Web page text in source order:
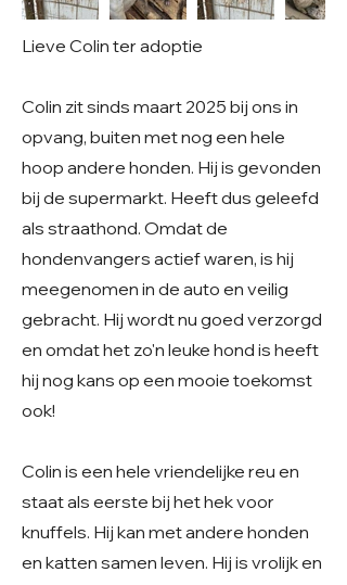
Lieve Colin ter adoptie
Colin zit sinds maart 2025 bij ons in
opvang, buiten met nog een hele
hoop andere honden. Hij is gevonden
bij de supermarkt. Heeft dus geleefd
als straathond. Omdat de
hondenvangers actief waren, is hij
meegenomen in de auto en veilig
gebracht. Hij wordt nu goed verzorgd
en omdat het zo'n leuke hond is heeft
hij nog kans op een mooie toekomst
ook!
Colin is een hele vriendelijke reu en
staat als eerste bij het hek voor
knuffels. Hij kan met andere honden
en katten samen leven. Hij is vrolijk en